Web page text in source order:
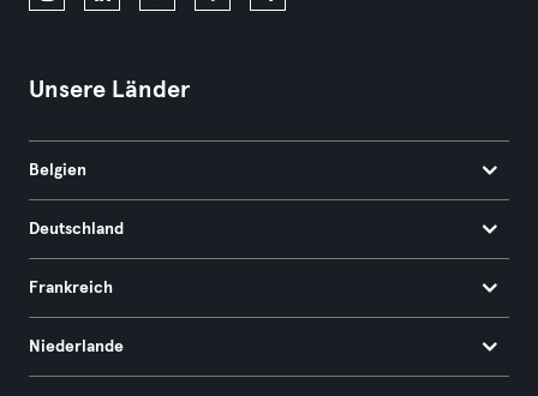
Unsere Länder
Belgien
Deutschland
Frankreich
Niederlande